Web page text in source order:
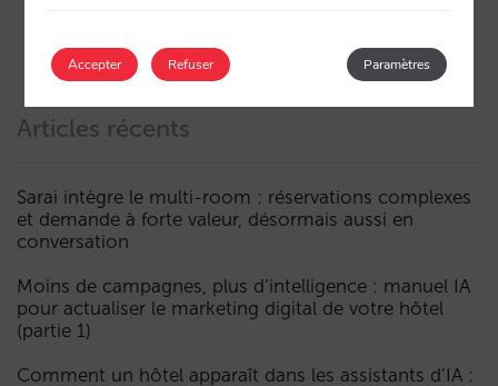
Articles récents
Sarai intègre le multi-room : réservations complexes
et demande à forte valeur, désormais aussi en
conversation
Moins de campagnes, plus d’intelligence : manuel IA
pour actualiser le marketing digital de votre hôtel
(partie 1)
Comment un hôtel apparaît dans les assistants d’IA :
Accepter Paramètres
Refuser